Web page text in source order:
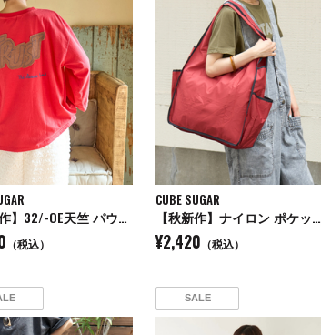
【秋新作】32/-OE天竺 パウダー加工 パッチロゴ 刺繍 Tシャツ
（税込）
CUBE SUGAR
【秋新作】ナイロン ポケッタブル マルシェ バッグ
¥2,420 （税込）
SALE